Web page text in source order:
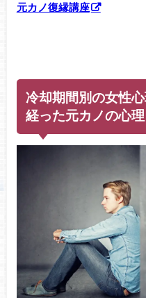
元カノ復縁講座
冷却期間別の女性
経った元カノの心